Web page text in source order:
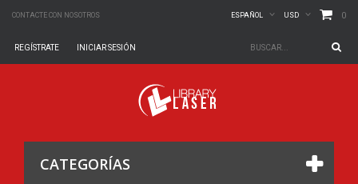
CONTACTE CON NOSOTROS 0
USD
ESPAÑOL
INICIAR SESIÓN
REGÍSTRATE
CATEGORÍAS